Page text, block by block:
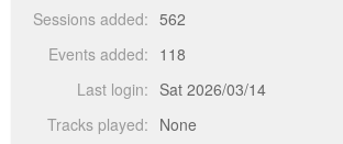
Sessions added: 562
Events added: 118
Last login: Sat 2026/03/14
Tracks played: None